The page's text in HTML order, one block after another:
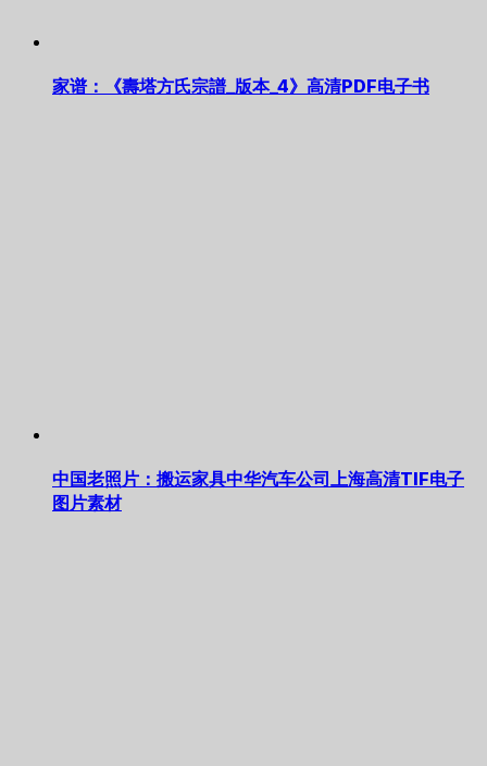
家谱：《壽塔方氏宗譜_版本_4》高清PDF电子书
中国老照片：搬运家具中华汽车公司上海高清TIF电子
图片素材